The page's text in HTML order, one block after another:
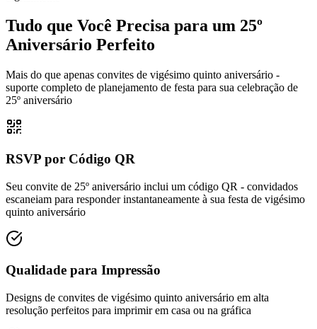
Tudo que Você Precisa para um 25º
Aniversário Perfeito
Mais do que apenas convites de vigésimo quinto aniversário -
suporte completo de planejamento de festa para sua celebração de
25º aniversário
RSVP por Código QR
Seu convite de 25º aniversário inclui um código QR - convidados
escaneiam para responder instantaneamente à sua festa de vigésimo
quinto aniversário
Qualidade para Impressão
Designs de convites de vigésimo quinto aniversário em alta
resolução perfeitos para imprimir em casa ou na gráfica